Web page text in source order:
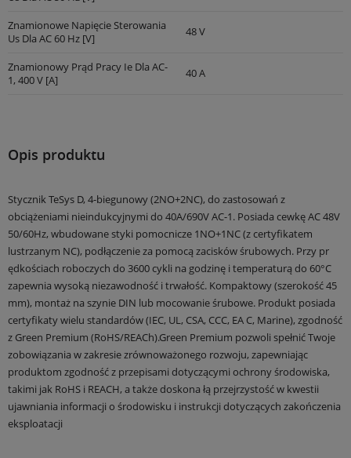
Znamionowe Napięcie Sterowania
Us Dla AC 60 Hz [V]
48 V
Znamionowy Prąd Pracy Ie Dla AC-
1, 400 V [A]
40 A
Opis produktu
Stycznik TeSys D, 4-biegunowy (2NO+2NC), do zastosowań z
obciążeniami nieindukcyjnymi do 40A/690V AC-1. Posiada cewkę AC 48V
50/60Hz, wbudowane styki pomocnicze 1NO+1NC (z certyfikatem
lustrzanym NC), podłączenie za pomocą zacisków śrubowych. Przy pr
ędkościach roboczych do 3600 cykli na godzinę i temperaturą do 60°C
zapewnia wysoką niezawodność i trwałość. Kompaktowy (szerokość 45
mm), montaż na szynie DIN lub mocowanie śrubowe. Produkt posiada
certyfikaty wielu standardów (IEC, UL, CSA, CCC, EA C, Marine), zgodność
z Green Premium (RoHS/REACh).Green Premium pozwoli spełnić Twoje
zobowiązania w zakresie zrównoważonego rozwoju, zapewniając
produktom zgodność z przepisami dotyczącymi ochrony środowiska,
takimi jak RoHS i REACH, a także doskona łą przejrzystość w kwestii
ujawniania informacji o środowisku i instrukcji dotyczących zakończenia
eksploatacji